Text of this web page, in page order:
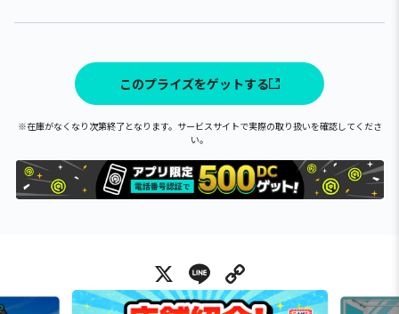
このプライズをゲットする
※在庫がなくなり次第終了となります。サービスサイトで実際の取り扱いを確認してくださ
い。
X Line